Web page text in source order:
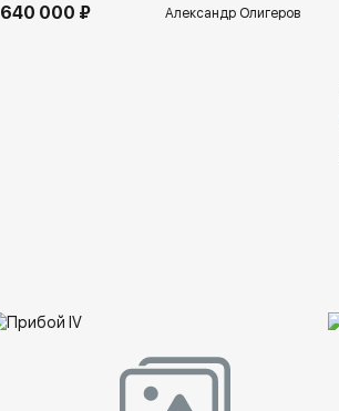
640 000 ₽ Александр Олигеров